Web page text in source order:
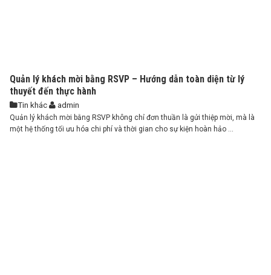
Quản lý khách mời bằng RSVP – Hướng dẫn toàn diện từ lý
thuyết đến thực hành
Tin khác admin
Quản lý khách mời bằng RSVP không chỉ đơn thuần là gửi thiệp mời, mà là
một hệ thống tối ưu hóa chi phí và thời gian cho sự kiện hoàn hảo ...